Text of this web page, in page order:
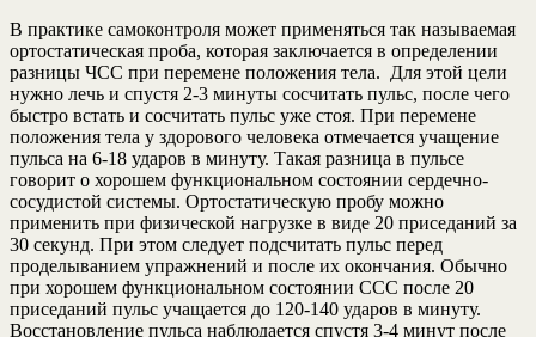
В практике самоконтроля может применяться так называемая
ортостатическая проба, которая заключается в определении
разницы ЧСС при перемене положения тела. Для этой цели
нужно лечь и спустя 2-3 минуты сосчитать пульс, после чего
быстро встать и сосчитать пульс уже стоя. При перемене
положения тела у здорового человека отмечается учащение
пульса на 6-18 ударов в минуту. Такая разница в пульсе
говорит о хорошем функциональном состоянии сердечно-
сосудистой системы. Ортостатическую пробу можно
применить при физической нагрузке в виде 20 приседаний за
30 секунд. При этом следует подсчитать пульс перед
проделыванием упражнений и после их окончания. Обычно
при хорошем функциональном состоянии ССС после 20
приседаний пульс учащается до 120-140 ударов в минуту.
Восстановление пульса наблюдается спустя 3-4 минут после